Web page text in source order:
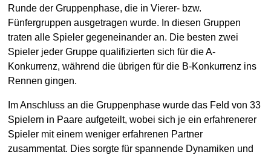
Runde der Gruppenphase, die in Vierer- bzw.
Fünfergruppen ausgetragen wurde. In diesen Gruppen
traten alle Spieler gegeneinander an. Die besten zwei
Spieler jeder Gruppe qualifizierten sich für die A-
Konkurrenz, während die übrigen für die B-Konkurrenz ins
Rennen gingen.
Im Anschluss an die Gruppenphase wurde das Feld von 33
Spielern in Paare aufgeteilt, wobei sich je ein erfahrenerer
Spieler mit einem weniger erfahrenen Partner
zusammentat. Dies sorgte für spannende Dynamiken und